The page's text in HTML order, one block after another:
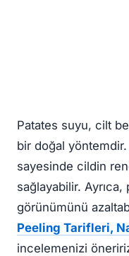
Patates suyu, cilt
bir doğal
sayesinde cildin
sağlayabilir.
görünümünü
Peeling Tarifleri,
incelemenizi